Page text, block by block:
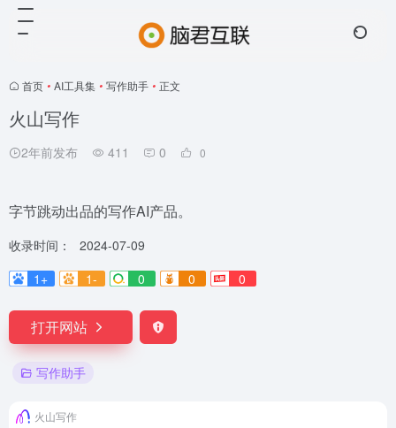
首页 • AI工具集 • 写作助手 • 正文
火山写作
2年前发布 411 0 0
字节跳动出品的写作AI产品。
收录时间：
2024-07-09
1+
1- 0 0 0
打开网站
写作助手
火山写作